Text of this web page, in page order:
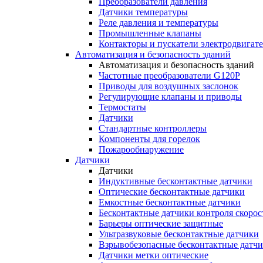
Датчики температуры
Реле давления и температуры
Промышленные клапаны
Контакторы и пускатели
Автоматизация и безопасность зданий
Автоматизация и безопасность зданий
Частотные преобразователи G120P
Приводы для воздушных заслонок
Регулирующие клапаны и приводы
Термостаты
Датчики
Стандартные контроллеры
Компоненты для горелок
Пожарообнаружение
Датчики
Датчики
Индуктивные бесконтактные датчики
Оптические бесконтактные датчики
Емкостные бесконтактные датчики
Бесконтактные датчики контроля
Барьеры оптические защитные
Ультразвуковые бесконтактные датчики
Взрывобезопасные бесконтактные
Датчики метки оптические